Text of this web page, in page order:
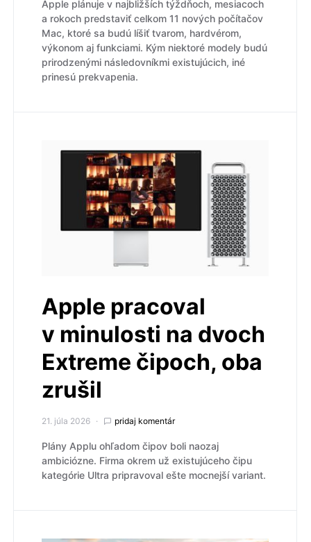
Apple plánuje v najbližších týždňoch, mesiacoch
a rokoch predstaviť celkom 11 nových počítačov
Mac, ktoré sa budú líšiť tvarom, hardvérom,
výkonom aj funkciami. Kým niektoré modely budú
prirodzenými následovníkmi existujúcich, iné
prinesú prekvapenia.
Apple pracoval
v minulosti na dvoch
Extreme čipoch, oba
zrušil
21. júla 2026 pridaj komentár
Plány Applu ohľadom čipov boli naozaj
ambiciózne. Firma okrem už existujúceho čipu
kategórie Ultra pripravoval ešte mocnejší variant.